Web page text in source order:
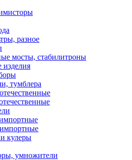
разное
мосты, стабилитроны
изделия
тумблера
кулеры
умножители